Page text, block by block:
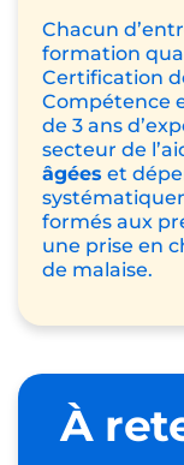
Chacun
formation
Certification
Compétence
de 3 ans
secteur de
âgées et
formés aux
une prise en
de malaise.
À